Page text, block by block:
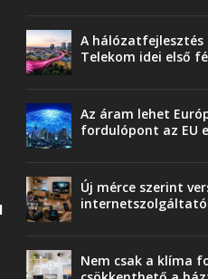
A
Telekom idei első
Az áram lehet
fordulópont az EU
Új mérce szerint
Nem csak a klíma